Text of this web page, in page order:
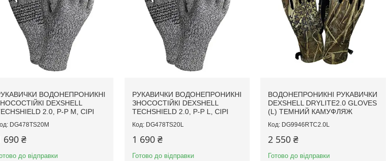
ВОДОНЕПРОНИКНІ
DEXSHELL
2.0, P-P M, СІРІ
DG478TS20M
690 ₴
до відправки
РУКАВИЧКИ ВОДОНЕПРОНИКНІ
ЗНОСОСТІЙКІ DEXSHELL
TECHSHIELD 2.0, P-P L, СІРІ
DG478TS20L
1 690 ₴
Готово до відправки
ВОДОНЕПРОНИКНІ РУКАВИЧКИ
DEXSHELL DRYLITE2.0 GLOVES
(L) ТЕМНИЙ КАМУФЛЯЖ
DG9946RTC2.0L
2 550 ₴
Готово до відправки